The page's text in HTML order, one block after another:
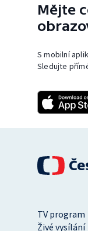
Mějte
S mobilní
Sledujte
TV program
Živé vysílání